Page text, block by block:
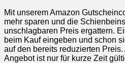
Mit unserem Amazon
mehr sparen und die
unschlagbaren Preis ergattern.
beim Kauf eingeben und schon
auf den bereits reduzierten
Angebot ist nur für kurze Zeit